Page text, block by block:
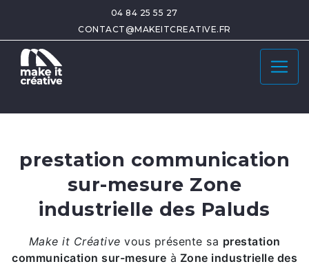
04 84 25 55 27
CONTACT@MAKEITCREATIVE.FR
prestation communication
sur-mesure Zone
industrielle des Paluds
Make it Créative vous présente sa prestation
communication sur-mesure à Zone industrielle des